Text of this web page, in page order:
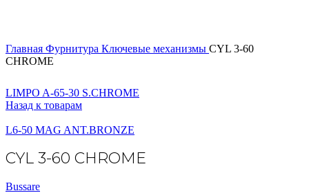
Главная Фурнитура Ключевые механизмы CYL 3-60
CHROME
LIMPO A-65-30 S.CHROME
Назад к товарам
L6-50 MAG ANT.BRONZE
CYL 3-60 CHROME
Bussare